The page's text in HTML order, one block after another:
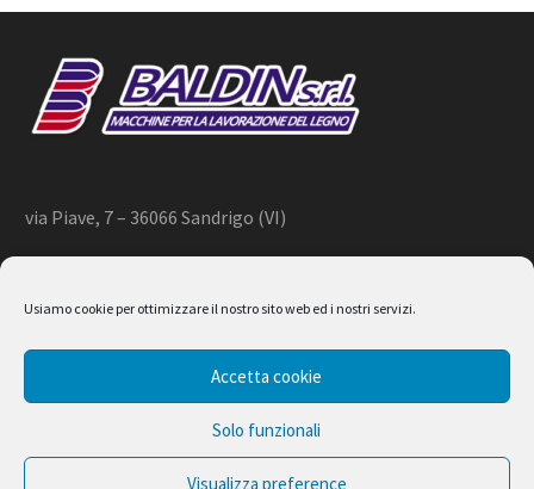
Usiamo cookie per ottimizzare il nostro sito web ed i nostri servizi.
Accetta cookie
Solo funzionali
Visualizza preference
via Piave, 7 – 36066 Sandrigo (VI)
2020 © BALDIN srl
P.IVA 01266490240